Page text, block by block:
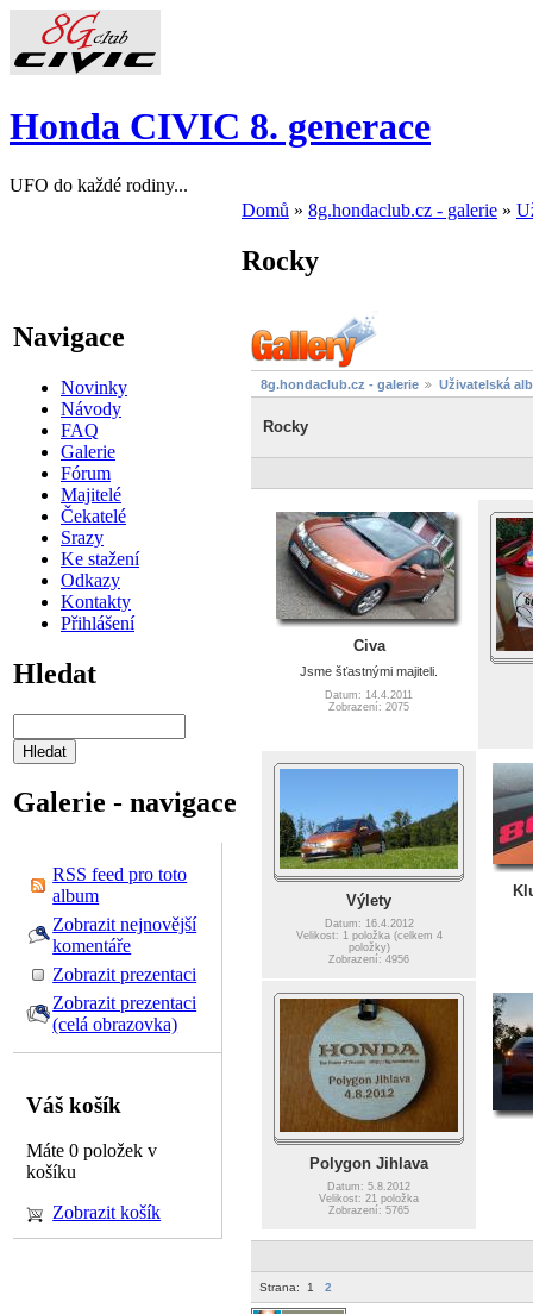
Honda CIVIC 8. generace
UFO do každé rodiny...
Navigace
Novinky
Návody
FAQ
Galerie
Fórum
Majitelé
Čekatelé
Srazy
Ke stažení
Odkazy
Kontakty
Přihlášení
Hledat
Galerie - navigace
RSS feed pro toto
album
Zobrazit nejnovější
komentáře
Zobrazit prezentaci
Zobrazit prezentaci
(celá obrazovka)
Váš košík
Máte 0 položek v
košíku
Zobrazit košík
Domů » 8g.hondaclub.cz - galerie »
Rocky
8g.hondaclub.cz - galerie Uživatelská
Rocky
Civa
Jsme šťastnými majiteli.
Datum: 14.4.2011
Zobrazení: 2075
Výlety
Datum: 16.4.2012
Velikost: 1 položka (celkem 4
položky)
Zobrazení: 4956
Polygon Jihlava
Datum: 5.8.2012
Velikost: 21 položka
Zobrazení: 5765
Strana: 1 2